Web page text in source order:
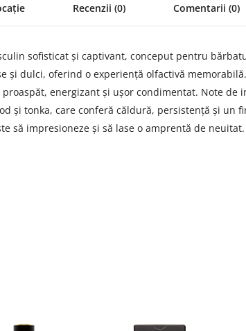
Recenzii (0) Comentarii (0)
sofisticat și captivant, conceput pentru
dulci, oferind o experiență olfactivă
energizant și ușor condimentat. Note
și tonka, care conferă căldură, persistență și un
să impresioneze și să lase o amprentă de neuitat.